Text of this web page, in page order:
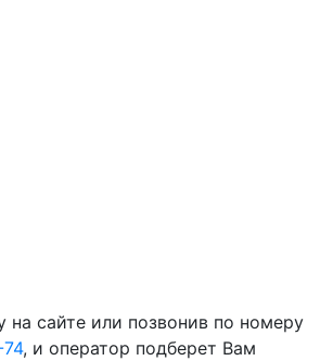
на сайте или позвонив по номеру
, и оператор подберет Вам